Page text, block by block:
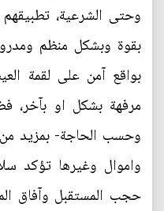
وحتى الشرعية، تطبيقهم
بقوة وبشكل منظم
بواقع آمن على لقمة
مرفهة بشكل او بآخر،
وحسب الحاجة- بمزيد من
واموال وغيرها تؤكد
حجب المستقبل وآفاق